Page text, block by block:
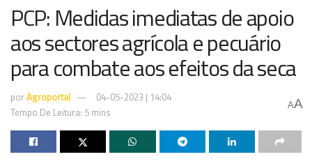
PCP: Medidas imediatas de apoio
aos sectores agrícola e pecuário
para combate aos efeitos da seca
porAgroportal
04-05-2023 | 14:04
Tempo De Leitura: 5 mins
AA